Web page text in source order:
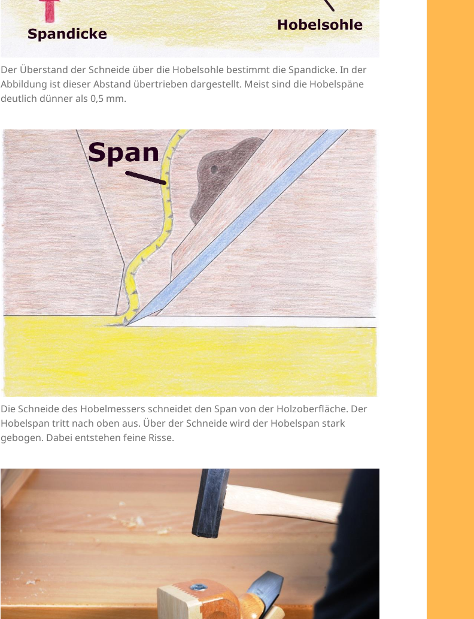
Der Überstand der Schneide über die Hobelsohle bestimmt die Spandicke. In der
Abbildung ist dieser Abstand übertrieben dargestellt. Meist sind die Hobelspäne
deutlich dünner als 0,5 mm.
Die Schneide des Hobelmessers schneidet den Span von der Holzoberfläche. Der
Hobelspan tritt nach oben aus. Über der Schneide wird der Hobelspan stark
gebogen. Dabei entstehen feine Risse.